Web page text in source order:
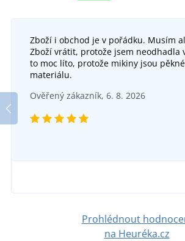
+1
Dámské ležérní tričko z
SKLADEM
v pondělí 10. 8.
Dámská polokošile z
383 Kč
Zboží i obchod je v pořádku. Musím
Zboží vrátit, protože jsem neodhadla
to moc líto, protože mikiny jsou
materiálu.
Ověřený zákazník, 6. 8. 2026
Prohlédnout
na Heuréka.cz